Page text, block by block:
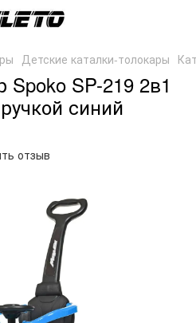
Детские каталки-толокары
Spoko SP-219 2в1
синий
отзыв